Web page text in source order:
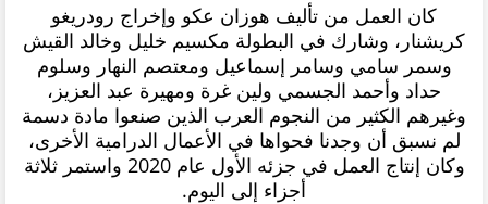
كان العمل من تأليف هوزان عكو وإخراج رودريغو
كريشنار، وشارك في البطولة مكسيم خليل وخالد القيش
وسمر سامي وسامر إسماعيل ومعتصم النهار وسلوم
حداد وأحمد الجسمي ولين غرة ومهيرة عبد العزيز،
وغيرهم الكثير من النجوم العرب الذين صنعوا مادة دسمة
لم نسبق أن وجدنا فحواها في الأعمال الدرامية الأخرى،
وكان إنتاج العمل في جزئه الأول عام 2020 واستمر ثلاثة
أجزاء إلى اليوم.